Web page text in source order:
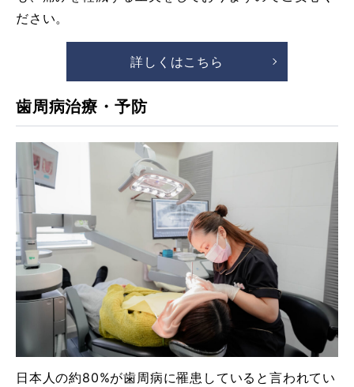
ださい。
詳しくはこちら
歯周病治療・予防
日本人の約80%が歯周病に罹患していると言われてい